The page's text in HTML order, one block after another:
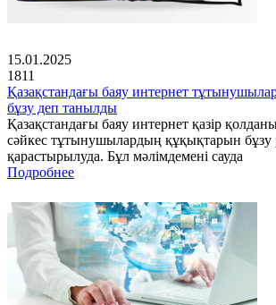
15.01.2025
1811
Қазақстандағы баяу интернет
бұзу деп танылды
Қазақстандағы баяу интернет қазір
сәйкес тұтынушылардың құқықтарын бұзу
қарастырылуда. Бұл мәлімдемені сауда
Подробнее